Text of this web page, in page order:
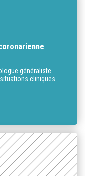
généraliste
cliniques